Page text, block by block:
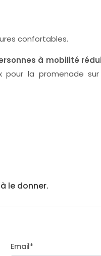
confortables.
à mobilité
pour la promenade
le donner.
Email*